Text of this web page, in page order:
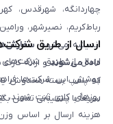
چهاردانگه، شهرقدس،
رباط‌کریم، نصیرشهر،
اندیشه می‌شود.
داده می‌شوندو ارائه
که پلمپ بسته مخدوش یا
سریعاً با پشتیبانی تماس
ارسال از طریق
ارسال از طریق
روزهای کاری ثبت
هزینه ارسال بر اساس